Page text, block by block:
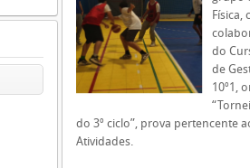
Física,
do
de
10º1,
do 3º ciclo”, prova pertencente
Atividades.